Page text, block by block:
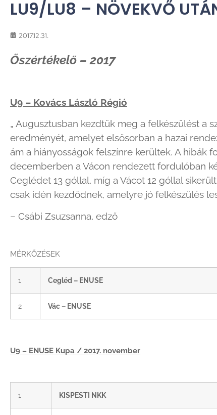
LU9/LU8 – NÖVEKVŐ
2017.12.31.
Őszértékelő – 2017
U9 – Kovács László Régió
„ Augusztusban kezdtük meg a felkészülést a
eredményét, amelyet elsősorban a hazai
ám a hiányosságok felszínre kerültek. A hibák
decemberben a Vácon rendezett fordulóban
Ceglédet 13 góllal, míg a Vácot 12 góllal
csak idén kezdődnek, amelyre jó felkészülés
– Csábi Zsuzsanna, edző
MÉRKŐZÉSEK
1 Cegléd – ENUSE
2 Vác – ENUSE
U9 – ENUSE Kupa / 2017. november
1 KISPESTI NKK